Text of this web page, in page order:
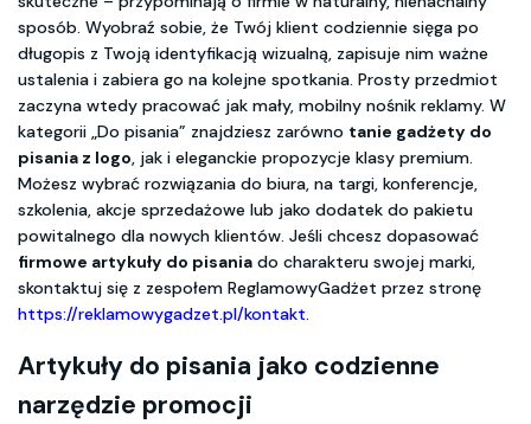
sposób. Wyobraź sobie, że Twój klient codziennie sięga po
długopis z Twoją identyfikacją wizualną, zapisuje nim ważne
ustalenia i zabiera go na kolejne spotkania. Prosty przedmiot
zaczyna wtedy pracować jak mały, mobilny nośnik reklamy. W
kategorii „Do pisania” znajdziesz zarówno tanie gadżety do
pisania z logo, jak i eleganckie propozycje klasy premium.
Możesz wybrać rozwiązania do biura, na targi, konferencje,
szkolenia, akcje sprzedażowe lub jako dodatek do pakietu
powitalnego dla nowych klientów. Jeśli chcesz dopasować
firmowe artykuły do pisania do charakteru swojej marki,
skontaktuj się z zespołem ReglamowyGadżet przez stronę
https://reklamowygadzet.pl/kontakt.
Artykuły do pisania jako codzienne
narzędzie promocji